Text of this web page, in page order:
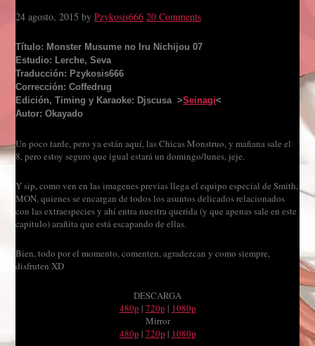
24 agosto, 2015 byPzykosis666 20 Comments
Título: Monster Musume no Iru Nichijou 07
Estudio: Lerche, Seva
Traducción: Pzykosis666
Corrección: Coffedrug
Edición, Timing y Karaoke: Djscusa >Seinagi<
Autor: Okayado
Un poco tarde, pero ya están aquí, las Chicas Monstruo, y mañana sale el
8, pero estoy seguro que igual estará un domingo/lunes, jeje.
Y sip, como ven en las imagenes previas llega el equipo especial de Smith,
MON, quienes se encargan de todos los asuntos delicados relacionados
con las extraespecies y ahí entra nuestra querida (y que apenas sale en este
capitulo) arañita que está escapando de ellas.
Bien, todo por el momento, comenten, agradezcan y como siempre,
disfruten XD
DESCARGA
480p | 720p | 1080p
Mirror
480p | 720p | 1080p